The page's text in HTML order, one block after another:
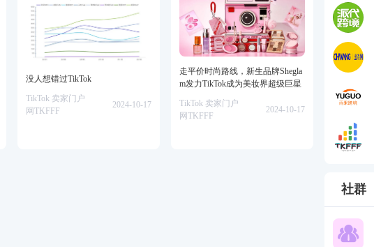
没人想错过TikTok
TikTok 卖家门户
网TKFFF
2024-10-17
走平价时尚路线，新生品牌Shegla
m发力TikTok成为美妆界超级巨星
TikTok 卖家门户
网TKFFF
2024-10-17
社群